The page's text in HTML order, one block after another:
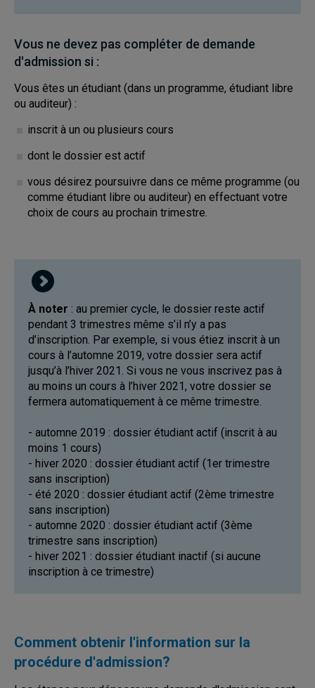
Vous ne devez pas compléter de demande
d'admission si :
Vous êtes un étudiant (dans un programme, étudiant libre
ou auditeur) :
inscrit à un ou plusieurs cours
dont le dossier est actif
vous désirez poursuivre dans ce même programme (ou
comme étudiant libre ou auditeur) en effectuant votre
choix de cours au prochain trimestre.
À noter : au premier cycle, le dossier reste actif
pendant 3 trimestres même s’il n’y a pas
d’inscription. Par exemple, si vous étiez inscrit à un
cours à l’automne 2019, votre dossier sera actif
jusqu’à l’hiver 2021. Si vous ne vous inscrivez pas à
au moins un cours à l’hiver 2021, votre dossier se
fermera automatiquement à ce même trimestre.
- automne 2019 : dossier étudiant actif (inscrit à au
moins 1 cours)
- hiver 2020 : dossier étudiant actif (1er trimestre
sans inscription)
- été 2020 : dossier étudiant actif (2ème trimestre
sans inscription)
- automne 2020 : dossier étudiant actif (3ème
trimestre sans inscription)
- hiver 2021 : dossier étudiant inactif (si aucune
inscription à ce trimestre)
Comment obtenir l'information sur la
procédure d'admission?